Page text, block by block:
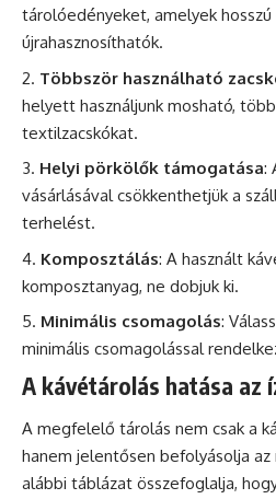
tárolóedényeket, amelyek
újrahasznosíthatók.
Többször használható
helyett használjunk mosható,
textilzacskókat.
Helyi pörkölők támogatása:
vásárlásával csökkenthetjük a
terhelést.
Komposztálás: A használt
komposztanyag, ne dobjuk ki.
Minimális csomagolás:
minimális csomagolással
A kávétárolás hatása az
A megfelelő tárolás nem csak a
hanem jelentősen befolyásolja
alábbi táblázat összefoglalja,